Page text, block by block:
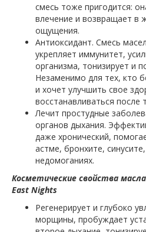
смесь тоже пригодится:
влечение и возвращает в
ощущения.
Антиоксидант. Смесь
укрепляет иммунитет,
организма, тонизирует и
Незаменимо для тех, кто
и хочет улучшить свое
восстанавливаться после
Лечит простудные
органов дыхания.
даже хронический,
астме, бронхите,
недомоганиях.
Косметические свойства
East Nights
Регенерирует и глубоко
морщины, пробуждает